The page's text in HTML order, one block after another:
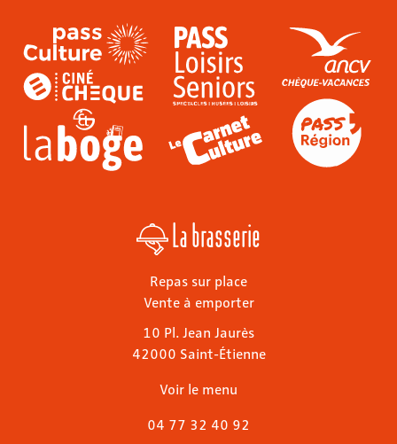
La brasserie
Repas sur place
Vente à emporter
10 Pl. Jean Jaurès
42000 Saint-Étienne
Voir le menu
04 77 32 40 92